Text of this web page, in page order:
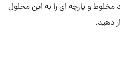
۲ قاشق غذاخوری نمک اپسوم را با ۱ فنجان آب سرد مخلوط و پارچه ای را به این محلول
دهید.